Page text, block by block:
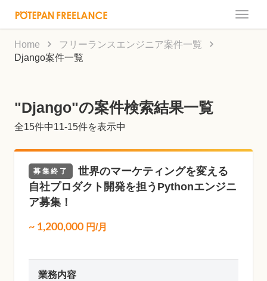
Toggle
Home
フリーランスエンジニア案件一覧
Django案件一覧
"Django"の案件検索結果一覧
全15件中11-15件を表示中
募集終了
世界のマーケティングを変える
自社プロダクト開発を担うPythonエンジニ
ア募集！
~ 1,200,000 円/月
業務内容